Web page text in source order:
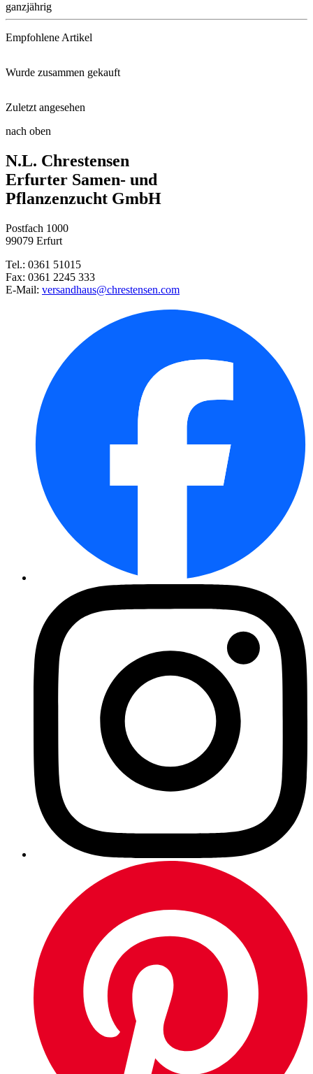
ganzjährig
Empfohlene Artikel
Wurde zusammen gekauft
Sonnenröschen Cerise Queen
Sommerazalee Azaleenschau
Anzuchtpalette mit 42 Aussaats ...
Kürbis Atlantic Giant
Zuletzt angesehen
Bartnelken Frühe Formelmischun ...
nach oben
N.L. Chrestensen
Erfurter Samen- und
Pflanzenzucht GmbH
Postfach 1000
99079 Erfurt
Tel.: 0361 51015
Fax: 0361 2245 333
E-Mail: versandhaus@chrestensen.com